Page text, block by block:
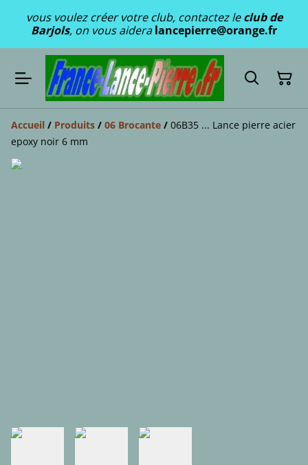
vous voulez créer votre club, contactez leclub de
Barjols, on vous aideralancepierre@orange.fr
Accueil / Produits / 06 Brocante / 06B35 ... Lance pierre acier
epoxy noir 6 mm